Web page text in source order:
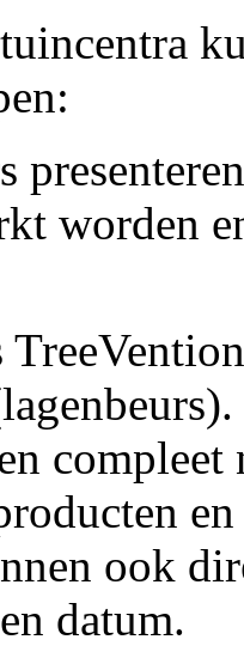
worden
compleet
ook
datum.